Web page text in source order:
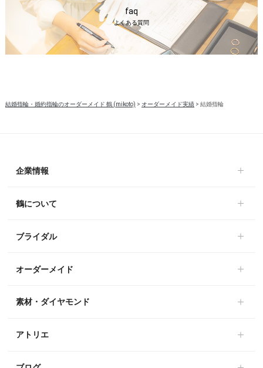
faq
よくある質問
結婚指輪・婚約指輪のオーダーメイド 鶴 (mikoto) > オーダーメイド実績> 結婚指輪
企業情報
鶴について
ブライダル
オーダーメイド
素材・ダイヤモンド
アトリエ